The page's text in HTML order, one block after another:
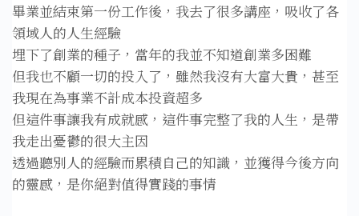
畢業並結束第一份工作後，我去了很多講座，吸收了各
領域人的人生經驗⁣
埋下了創業的種子，當年的我並不知道創業多困難⁣
但我也不顧一切的投入了，雖然我沒有大富大貴，甚至
我現在為事業不計成本投資超多⁣
但這件事讓我有成就感，這件事完整了我的人生，是帶
我走出憂鬱的很大主因⁣
透過聽別人的經驗而累積自己的知識，並獲得今後方向
的靈感，是你絕對值得實踐的事情⁣